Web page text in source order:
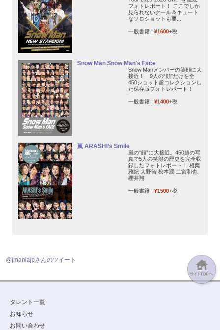
フォトレポート！ ここでしか
見られないクール＆キュート
なソロショットも要...
一般書籍 : ¥1600+税
Snow Man Snow Man's Face
Snow Manメンバーの笑顔に大
接近！ 9人の“顔”だけを全
450ショット超コレクションし
た保存版フォトレポート！
一般書籍 : ¥1400+税
嵐 ARASHI’s Smile
嵐の“顔”に大接近。450超の写
真で5人の笑顔の歴史を完全収
録したフォトレポート！ 相葉
雅紀 大野智 松本潤 二宮和也
櫻井翔
一般書籍 : ¥1500+税
@jmaniajpさんのツイート
タレント一覧
お知らせ
お問い合わせ